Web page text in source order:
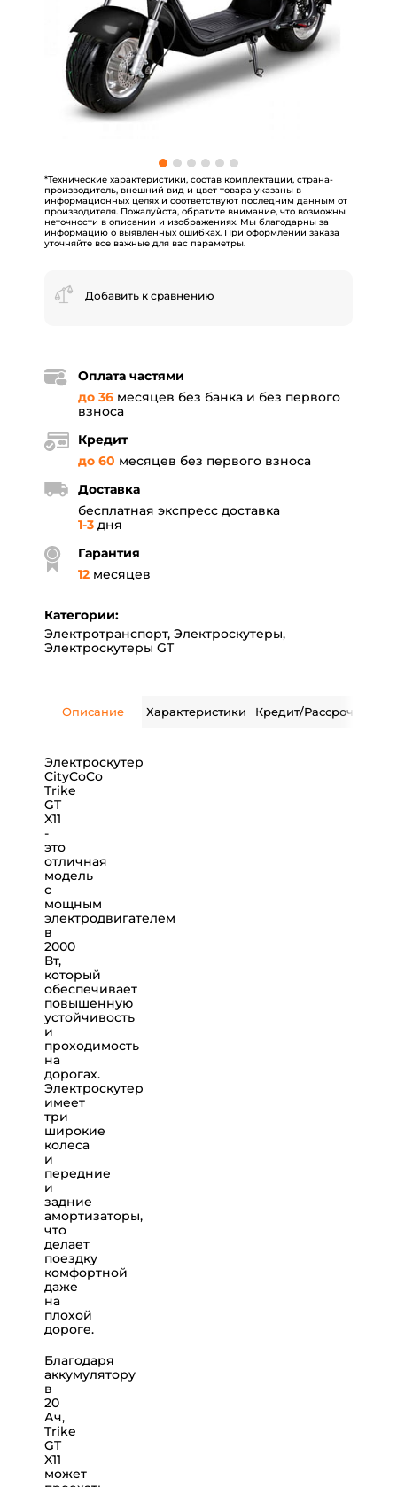
*Технические характеристики, состав комплектации, страна-
производитель, внешний вид и цвет товара указаны в
информационных целях и соответствуют последним данным от
производителя. Пожалуйста, обратите внимание, что возможны
неточности в описании и изображениях. Мы благодарны за
информацию о выявленных ошибках. При оформлении заказа
уточняйте все важные для вас параметры.
Добавить к сравнению
Оплата частями
до 36 месяцев без банка и без первого
взноса
Кредит
до 60 месяцев без первого взноса
Доставка
бесплатная экспресс доставка
1-3 дня
Гарантия
12 месяцев
Категории:
Электротранспорт, Электроскутеры,
Электроскутеры GT
Описание Характеристики Кредит/Рассрочка
Электроскутер
CityCoCo
Trike
GT
X11
-
это
отличная
модель
с
мощным
электродвигателем
в
2000
Вт,
который
обеспечивает
повышенную
устойчивость
и
проходимость
на
дорогах.
Электроскутер
имеет
три
широкие
колеса
и
передние
и
задние
амортизаторы,
что
делает
поездку
комфортной
даже
на
плохой
дороге.
Благодаря
аккумулятору
в
20
Ач,
Trike
GT
X11
может